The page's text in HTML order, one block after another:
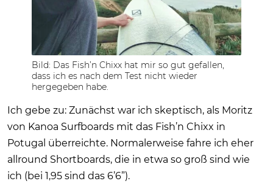
Bild: Das Fish’n Chixx hat mir so gut gefallen,
dass ich es nach dem Test nicht wieder
hergegeben habe.
Ich gebe zu: Zunächst war ich skeptisch, als Moritz
von Kanoa Surfboards mit das Fish’n Chixx in
Potugal überreichte. Normalerweise fahre ich eher
allround Shortboards, die in etwa so groß sind wie
ich (bei 1,95 sind das 6’6”).